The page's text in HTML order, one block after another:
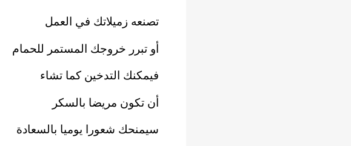
تصنعه زميلاتك في العمل
أو تبرر خروجك المستمر للحمام
فيمكنك التدخين كما تشاء
أن تكون مريضا بالسكر
سيمنحك شعورا يوميا بالسعادة